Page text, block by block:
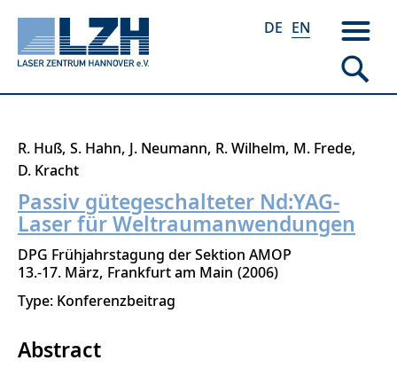
Skip
main
content
DE EN
R. Huß S. Hahn J. Neumann R. Wilhelm M. Frede
D. Kracht
Passiv gütegeschalteter Nd:YAG-
Laser für Weltraumanwendungen
DPG Frühjahrstagung der Sektion AMOP
13.-17. März Frankfurt am Main 2006
Type: Konferenzbeitrag
Abstract